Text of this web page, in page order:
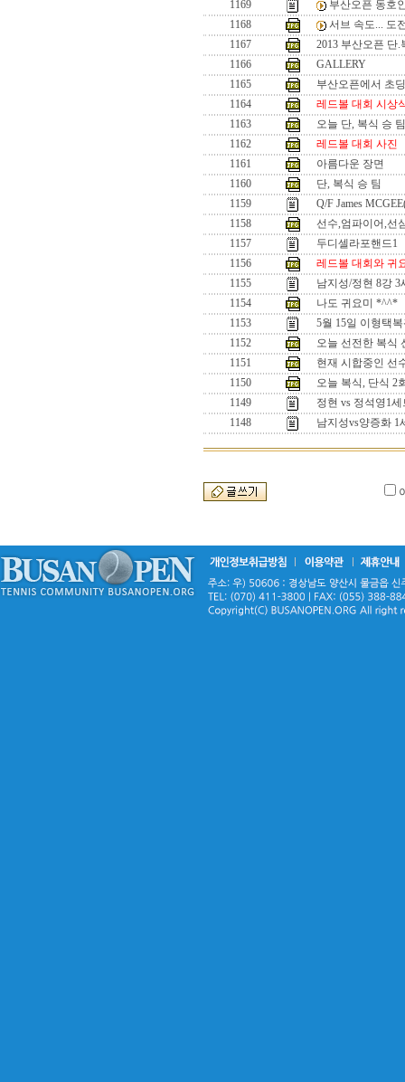
1169
부산오픈 동호
1168
서브 속도... 도
1167
2013 부산오픈 단
1166
GALLERY
1165
부산오픈에서 초
1164
레드볼 대회 시상
1163
오늘 단, 복식 승 팀
1162
레드볼 대회 사진
1161
아름다운 장면
1160
단, 복식 승 팀
1159
Q/F James
1158
선수,엄파이어,선
1157
두디셀라포핸드1
1156
레드볼 대회와 귀
1155
남지성/정현 8강 3
1154
나도 귀요미 *^^*
1153
5월 15일 이형택
1152
오늘 선전한 복식
1151
현재 시합중인 선
1150
오늘 복식, 단식 2
1149
정현 vs 정석영1
1148
남지성vs양증화 1